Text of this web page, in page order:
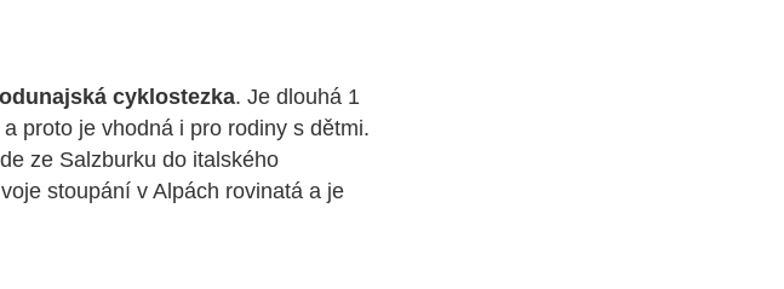
cyklostezka. Je dlouhá 1
proto je vhodná i pro rodiny s dětmi.
ze Salzburku do italského
stoupání v Alpách rovinatá a je